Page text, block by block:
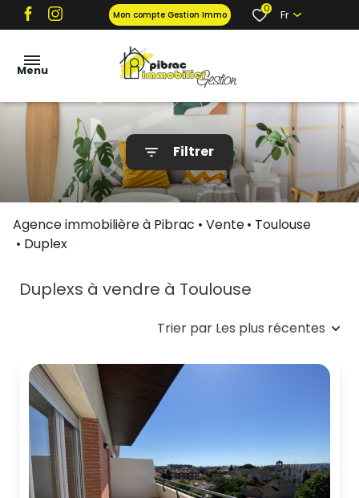
Mon compte Gestion Immo
0
Fr
Menu
locations
ventes
gestion
et tarifs
contact
Filtrer
Agence immobilière à Pibrac Vente
Toulouse
Duplex
Duplexs à vendre à Toulouse
Trier par Les plus récentes